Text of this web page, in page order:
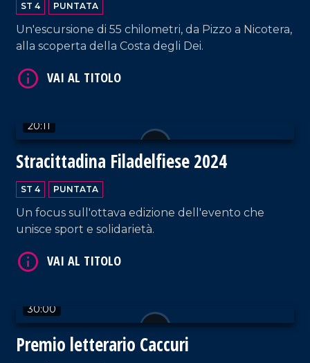
ST 4 PUNTATA
Un'escursione di 55 chilometri, da Pizzo a Nicotera,
alla scoperta della Costa degli Dei.
20:11
Stracittadina Filadelfiese 2024
ST 4 PUNTATA
Un focus sull'ottava edizione dell'evento che
unisce sport e solidarietà.
30:00
Premio letterario Caccuri
VAI AL TITOLO